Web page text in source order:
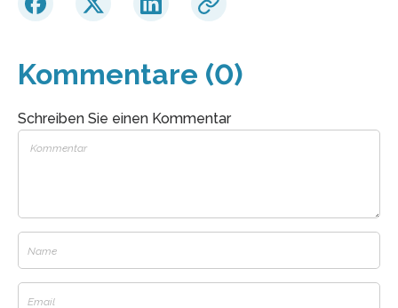
Kommentare (0)
Schreiben Sie einen Kommentar